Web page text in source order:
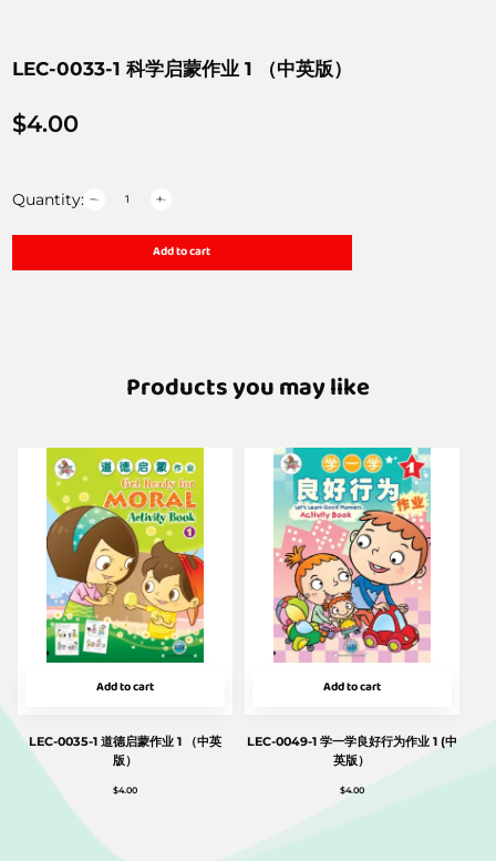
LEC-0033-1 科学启蒙作业 1 （中英版）
$4.00
Quantity:
Add to cart
Products you may like
Add to cart
LEC-0035-1 道德启蒙作业 1 （中英
版）
$4.00
Add to cart
LEC-0049-1 学一学良好行为作业 1 (中
英版）
$4.00